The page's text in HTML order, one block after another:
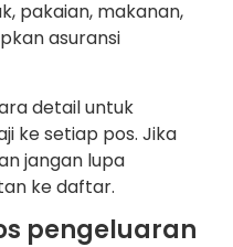
pakaian, makanan,
asuransi
detail untuk
ke setiap pos. Jika
jangan lupa
ke daftar.
pengeluaran